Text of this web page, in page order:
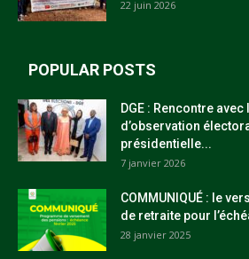
22 juin 2026
POPULAR POSTS
DGE : Rencontre
d’observation
présidentielle...
7 janvier 2026
COMMUNIQUÉ : le
de retraite pour
28 janvier 2025